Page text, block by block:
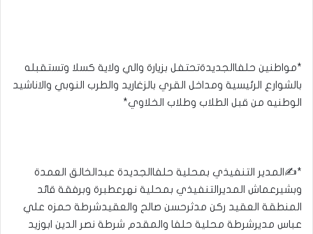
*مواطنين حلفاالجديدةتحتفل بزيارة والي ولاية كسلا وتستقبله
بالشوارع الرئيسية ومداخل القري بالزغاريد والطرب النوبي والاناشيد
الوطنيه من قبل الطلاب وطلاب الخلاوي*
*✍️المدير التنفيذي بمحلية حلفاالجديدة عبدالخالق العمدة
وبشيرعماش المديرالتنفيذي بمحلية نهرعطبرة وبرفقة قائد
المنطقة العقيد ركن مدثرحسن صالح والعقيدشرطة حمزه علي
عباس مديرشرطة محلية حلفا والمقدم شرطة نصر الدين ابوزيد